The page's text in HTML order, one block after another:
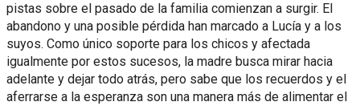
pistas sobre el pasado de la familia comienzan a surgir. El
abandono y una posible pérdida han marcado a Lucía y a los
suyos. Como único soporte para los chicos y afectada
igualmente por estos sucesos, la madre busca mirar hacia
adelante y dejar todo atrás, pero sabe que los recuerdos y el
aferrarse a la esperanza son una manera más de alimentar el